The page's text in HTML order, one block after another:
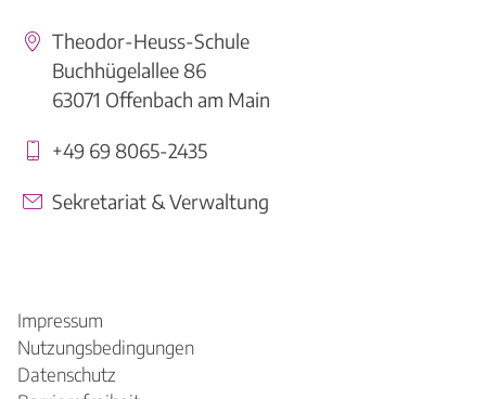
Theodor-Heuss-Schule
Buchhügelallee 86
63071 Offenbach am Main
+49 69 8065-2435
Sekretariat & Verwaltung
Impressum
Nutzungsbedingungen
Datenschutz